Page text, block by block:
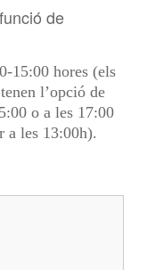
de
15:00 hores (els
l’opció de
o a les 17:00
a les 13:00h).